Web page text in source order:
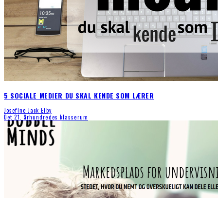
5 SOCIALE MEDIER DU SKAL KENDE SOM LÆRER
Josefine Jack Eiby
Det 21. århundredes klasserum